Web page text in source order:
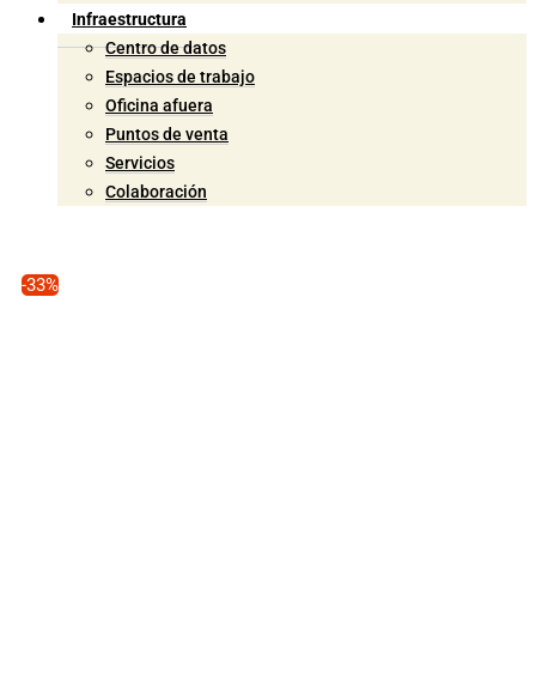
Infraestructura
Centro de datos
Espacios de trabajo
Oficina afuera
Puntos de venta
Servicios
Colaboración
-33%